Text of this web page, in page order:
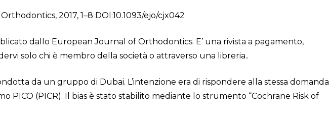
2017, 1–8 DOI:10.1093/ejo/cjx042
dallo European Journal of Orthodontics. E’ una rivista a pagamento,
solo chi è membro della società o attraverso una libreria..
da un gruppo di Dubai. L’intenzione era di rispondere alla stessa domanda
PICO (PICR). Il bias è stato stabilito mediante lo strumento “Cochrane Risk of